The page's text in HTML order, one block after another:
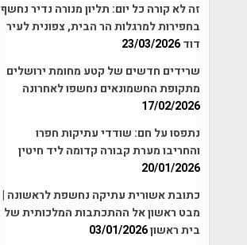
זה לא קורה כל יום: תליון מנורה נדיר נחשף
בחפירות למרגלות הר הבית, צפונית לעיר
דוד23/03/2026
שרידים חדשים של קטע מחומת ירושלים
מתקופת החשמונאים נחשפו לאחרונה
17/02/2026
נתפסו על חם: שודדי עתיקות חפרו
והחריבו מערת קבורה קדומה ליד חיטין
20/01/2026
כתובת אשורית עתיקה נחשפת לראשונה |
מבט ראשון אל ההתכתבות המלכותית של
בית ראשון03/01/2026